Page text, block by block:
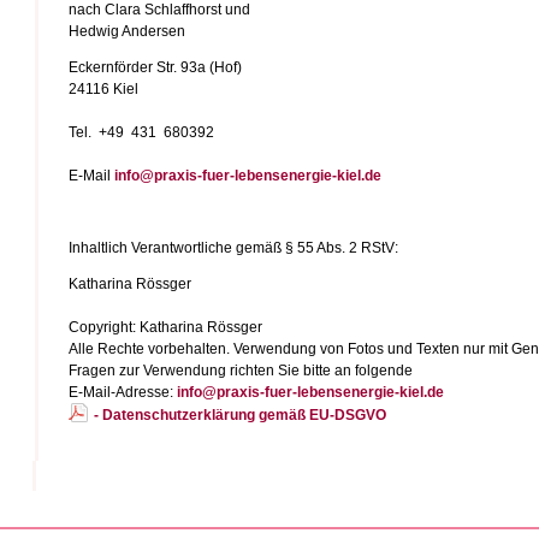
nach Clara Schlaffhorst und
Hedwig Andersen
Eckernförder Str. 93a (Hof)
24116 Kiel
Tel. +49 431 680392
E-Mail info@praxis-fuer-lebensenergie-kiel.de
Inhaltlich Verantwortliche gemäß § 55 Abs. 2 RStV:
Katharina Rössger
Copyright: Katharina Rössger
Alle Rechte vorbehalten. Verwendung von Fotos und Texten nur mit
Fragen zur Verwendung richten Sie bitte an folgende
E-Mail-Adresse: info@praxis-fuer-lebensenergie-kiel.de
- Datenschutzerklärung gemäß EU-DSGVO